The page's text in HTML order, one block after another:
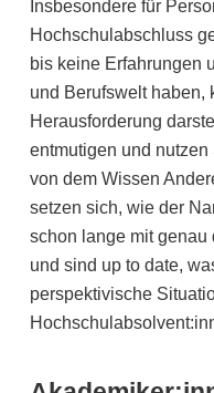
Insbesondere für
Hochschulabschluss
bis keine Erfahrungen
und Berufswelt haben,
Herausforderung
entmutigen und
von dem Wissen
setzen sich, wie der
schon lange mit
und sind up to date,
perspektivische